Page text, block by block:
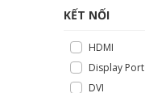
KẾT NỐI
HDMI
Display Port
DVI